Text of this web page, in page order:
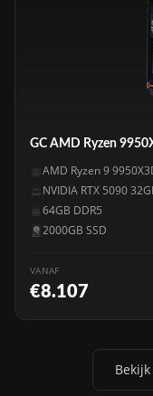
GC AMD Ryzen
AMD Ryzen 9
NVIDIA RTX 5090
64GB DDR5
2000GB SSD
VANAF
€8.107